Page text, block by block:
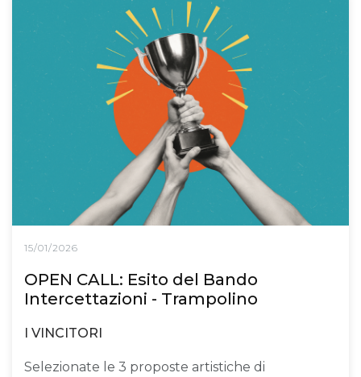
15/01/2026
OPEN CALL: Esito del Bando
Intercettazioni - Trampolino
I VINCITORI
Selezionate le 3 proposte artistiche di